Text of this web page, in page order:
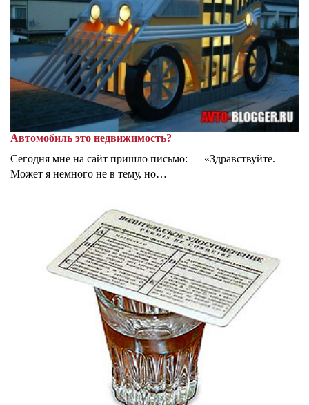
Автомобиль это недвижимость?
Сегодня мне на сайт пришло письмо: — «Здравствуйте.
Может я немного не в тему, но…